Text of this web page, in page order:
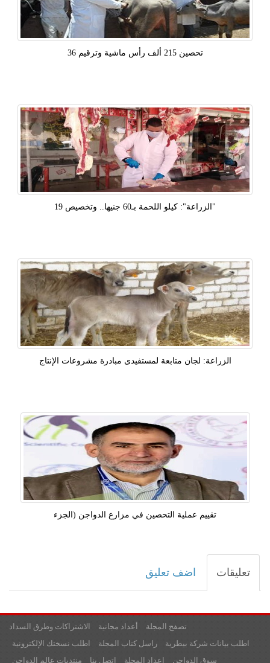
تحصين 215 ألف رأس ماشية وترقيم 36
"الزراعة": كيلو اللحمة بـ60 جنيها.. وتخصيص 19
الزراعة: لجان متابعة لمستفيدى مبادرة مشروعات الإنتاج
تقييم عملية التحصين في مزارع الدواجن (الجزء
تعليقات اضف تعليق
الاشتراكات وطرق السداد أعداد مجانية
تصفح المجلة
اطلب نسختك الإلكترونية
راسل كتاب المجلة
اطلب بيانات شركة بيطرية
منتديات عالم الدواجن
اتصل بنا اعداد المجلة سوق الدواجن